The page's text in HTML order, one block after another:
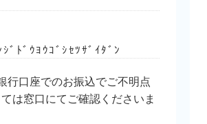
ﾞﾄﾞｳﾖｳｺﾞｼｾﾂｻﾞｲﾀﾞﾝ
行口座でのお振込でご不明点
は窓口にてご確認くださいま